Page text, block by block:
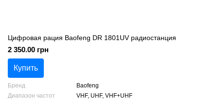
Цифровая рация Baofeng DR 1801UV радиостанция
2 350.00 грн
Купить
Бренд
Baofeng
Диапазон частот
VHF, UHF, VHF+UHF